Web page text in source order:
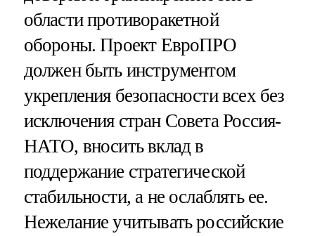
области противоракетной
обороны. Проект ЕвроПРО
должен быть инструментом
укрепления безопасности всех без
исключения стран Совета Россия-
НАТО, вносить вклад в
поддержание стратегической
стабильности, а не ослаблять ее.
Нежелание учитывать российские